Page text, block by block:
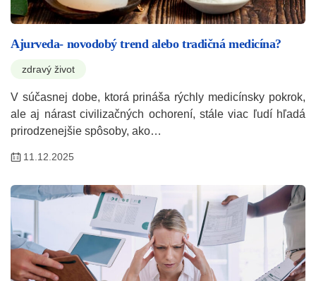
Ajurveda- novodobý trend alebo tradičná medicína?
zdravý život
V súčasnej dobe, ktorá prináša rýchly medicínsky pokrok,
ale aj nárast civilizačných ochorení, stále viac ľudí hľadá
prirodzenejšie spôsoby, ako…
11.12.2025